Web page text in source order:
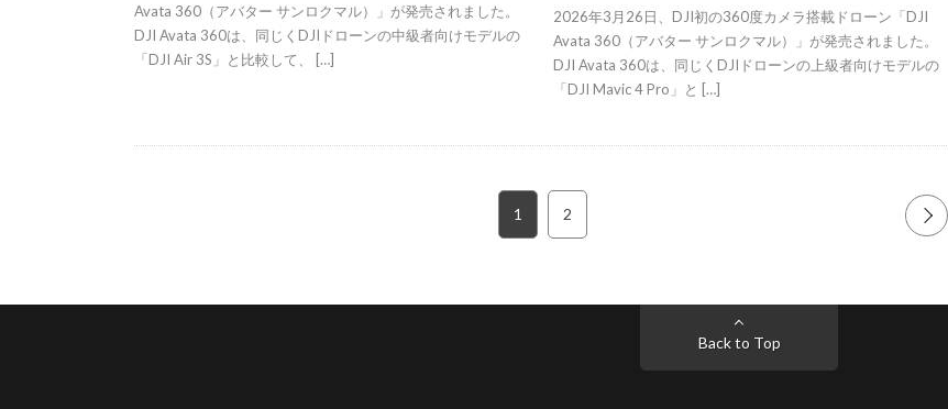
Avata 360（アバター サンロクマル）」が発売されました。
DJI Avata 360は、同じくDJIドローンの中級者向けモデルの
「DJI Air 3S」と比較して、 […]
2026年3月26日、DJI初の360度カメラ搭載ドローン「DJI
Avata 360（アバター サンロクマル）」が発売されました。
DJI Avata 360は、同じくDJIドローンの上級者向けモデルの
「DJI Mavic 4 Pro」と […]
1 2 NEXT
Back to Top